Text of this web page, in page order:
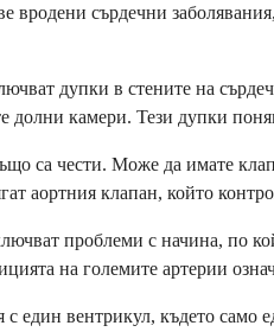
вродени сърдечни
дупки в стените на
долни камери. Тези дупки
са чести. Може да имате
аортния клапан, който
проблеми с начина, по
на големите артерии
с един вентрикул, където